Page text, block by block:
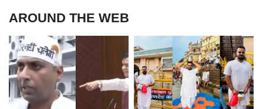
AROUND THE WEB